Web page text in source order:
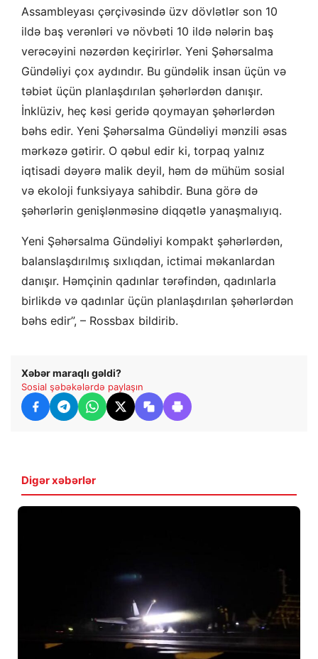
Assambleyası çərçivəsində üzv dövlətlər son 10
ildə baş verənləri və növbəti 10 ildə nələrin baş
verəcəyini nəzərdən keçirirlər. Yeni Şəhərsalma
Gündəliyi çox aydındır. Bu gündəlik insan üçün və
təbiət üçün planlaşdırılan şəhərlərdən danışır.
İnklüziv, heç kəsi geridə qoymayan şəhərlərdən
bəhs edir. Yeni Şəhərsalma Gündəliyi mənzili əsas
mərkəzə gətirir. O qəbul edir ki, torpaq yalnız
iqtisadi dəyərə malik deyil, həm də mühüm sosial
və ekoloji funksiyaya sahibdir. Buna görə də
şəhərlərin genişlənməsinə diqqətlə yanaşmalıyıq.
Yeni Şəhərsalma Gündəliyi kompakt şəhərlərdən,
balanslaşdırılmış sıxlıqdan, ictimai məkanlardan
danışır. Həmçinin qadınlar tərəfindən, qadınlarla
birlikdə və qadınlar üçün planlaşdırılan şəhərlərdən
bəhs edir”, – Rossbax bildirib.
Xəbər maraqlı gəldi?
Sosial şəbəkələrdə paylaşın
Digər xəbərlər